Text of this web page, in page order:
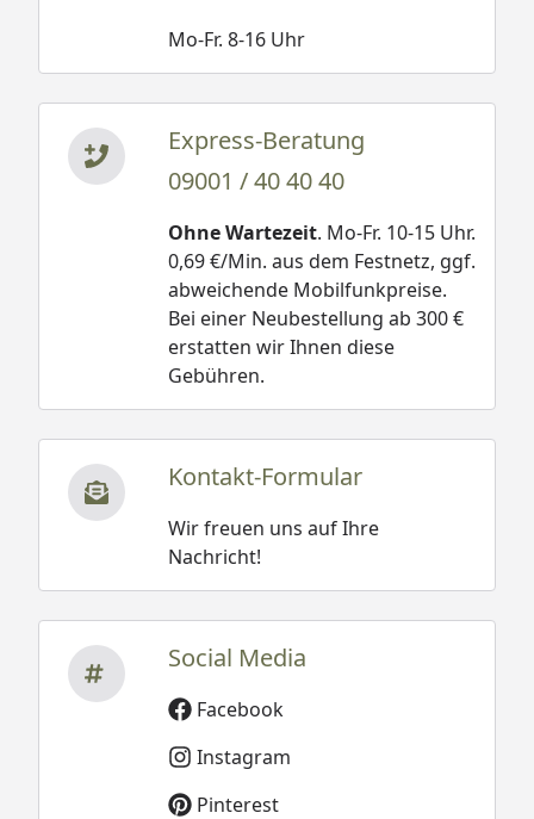
Mo-Fr. 8-16 Uhr
Express-Beratung
09001 / 40 40 40
Ohne Wartezeit. Mo-Fr. 10-15 Uhr.
0,69 €/Min. aus dem Festnetz, ggf.
abweichende Mobilfunkpreise.
Bei einer Neubestellung ab 300 €
erstatten wir Ihnen diese
Gebühren.
Kontakt-Formular
Wir freuen uns auf Ihre
Nachricht!
Social Media
Facebook
Instagram
Pinterest